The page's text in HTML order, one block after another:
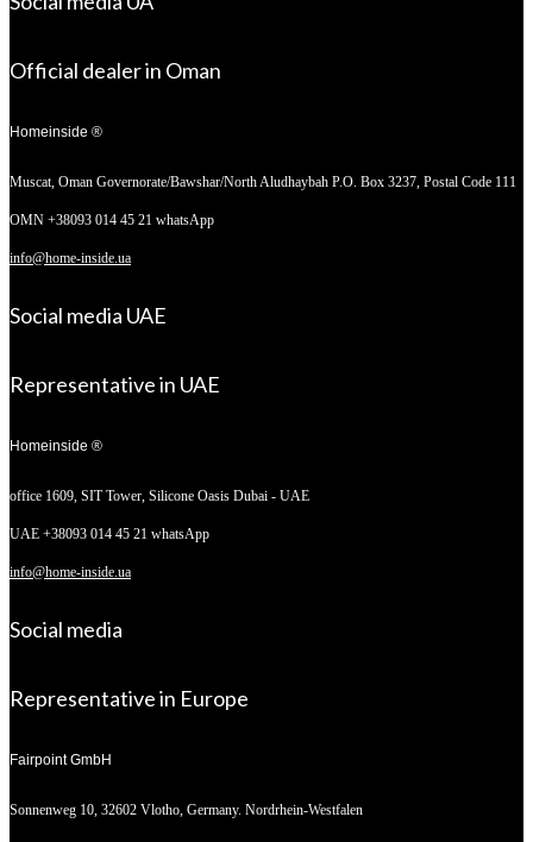
Official dealer in Oman
Homeinside ®
Muscat, Oman Governorate/Bawshar/North Aludhaybah P.O. Box 3237, Postal Code 111
OMN +38093 014 45 21 whatsApp
info@home-inside.ua
Social media UAE
Representative in UAE
Homeinside ®
office 1609, SIT Tower, Silicone Oasis Dubai - UAE
UAE +38093 014 45 21 whatsApp
info@home-inside.ua
Social media
Representative in Europe
Fairpoint GmbH
Sonnenweg 10, 32602 Vlotho, Germany. Nordrhein-Westfalen